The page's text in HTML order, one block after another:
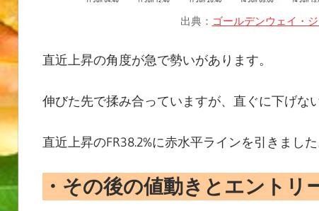
出典： ゴールデンウェイ・
直近上昇の角度が急で勢いがあります。
伸びた先で揉み合っていますが、直ぐに下げな
直近上昇のFR38.2%に赤水平ラインを引きまし
・ その後の値動き とエントリ